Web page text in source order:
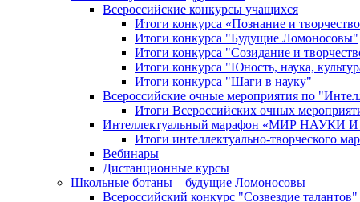
Всероссийские конкурсы учащихся
Итоги конкурса «Познание и
Итоги конкурса "Будущие Ломоносовы"
Итоги конкурса "Созидание и
Итоги конкурса "Юность, наука,
Итоги конкурса "Шаги в науку"
Всероссийские очные мероприятия по
Итоги Всероссийских очных
Интеллектуальный марафон «МИР НАУКИ
Итоги интеллектуально-творческого
Вебинары
Дистанционные курсы
Школьные ботаны – будущие Ломоносовы
Всероссийский конкурс "Созвездие талантов"